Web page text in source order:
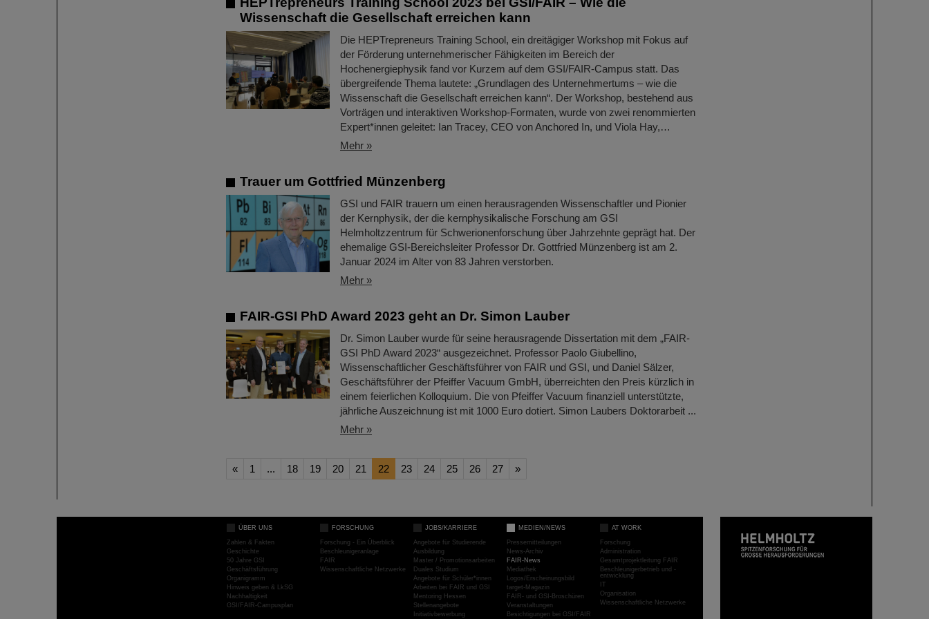
Wissenschaft die Gesellschaft erreichen kann
Die HEPTrepreneurs Training School, ein dreitägiger Workshop mit Fokus auf
der Förderung unternehmerischer Fähigkeiten im Bereich der
Hochenergiephysik fand vor Kurzem auf dem GSI/FAIR-Campus statt. Das
übergreifende Thema lautete: „Grundlagen des Unternehmertums – wie die
Wissenschaft die Gesellschaft erreichen kann“. Der Workshop, bestehend aus
Vorträgen und interaktiven Workshop-Formaten, wurde von zwei renommierten
Expert*innen geleitet: Ian Tracey, CEO von Anchored In, und Viola Hay,…
Mehr »
Trauer um Gottfried Münzenberg
GSI und FAIR trauern um einen herausragenden Wissenschaftler und Pionier
der Kernphysik, der die kernphysikalische Forschung am GSI
Helmholtzzentrum für Schwerionenforschung über Jahrzehnte geprägt hat. Der
ehemalige GSI-Bereichsleiter Professor Dr. Gottfried Münzenberg ist am 2.
Januar 2024 im Alter von 83 Jahren verstorben.
Mehr »
FAIR-GSI PhD Award 2023 geht an Dr. Simon Lauber
Dr. Simon Lauber wurde für seine herausragende Dissertation mit dem „FAIR-
GSI PhD Award 2023“ ausgezeichnet. Professor Paolo Giubellino,
Wissenschaftlicher Geschäftsführer von FAIR und GSI, und Daniel Sälzer,
Geschäftsführer der Pfeiffer Vacuum GmbH, überreichten den Preis kürzlich in
einem feierlichen Kolloquium. Die von Pfeiffer Vacuum finanziell unterstützte,
jährliche Auszeichnung ist mit 1000 Euro dotiert. Simon Laubers Doktorarbeit ...
Mehr »
« 1 ... 18 19 20 21 22 23 24 25 26 27 »
ÜBER UNS
Zahlen & Fakten
Geschichte
50 Jahre GSI
Geschäftsführung
Organigramm
Hinweis geben & LkSG
Nachhaltigkeit
GSI/FAIR-Campusplan
FORSCHUNG
Forschung - Ein Überblick
Beschleunigeranlage
FAIR
Wissenschaftliche Netzwerke
JOBS/KARRIERE
Angebote für Studierende
Ausbildung
Master / Promotionsarbeiten
Duales Studium
Angebote für Schüler*innen
Arbeiten bei FAIR und GSI
Mentoring Hessen
Stellenangebote
Initiativbewerbung
MEDIEN/NEWS
Pressemitteilungen
News-Archiv
FAIR-News
Mediathek
Logos/Erscheinungsbild
target-Magazin
FAIR- und GSI-Broschüren
Veranstaltungen
Besichtigungen bei GSI/FAIR
AT WORK
Forschung
Administration
Gesamtprojektleitung FAIR
Beschleunigerbetrieb und -
entwicklung
IT
Organisation
Wissenschaftliche Netzwerke